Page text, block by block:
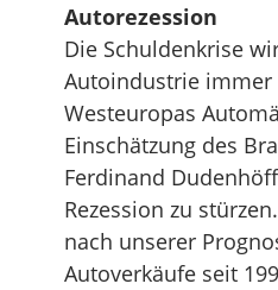
Autorezession
Die Schuldenkrise
Autoindustrie
Westeuropas
Einschätzung des
Ferdinand
Rezession zu
nach unserer
Autoverkäufe seit